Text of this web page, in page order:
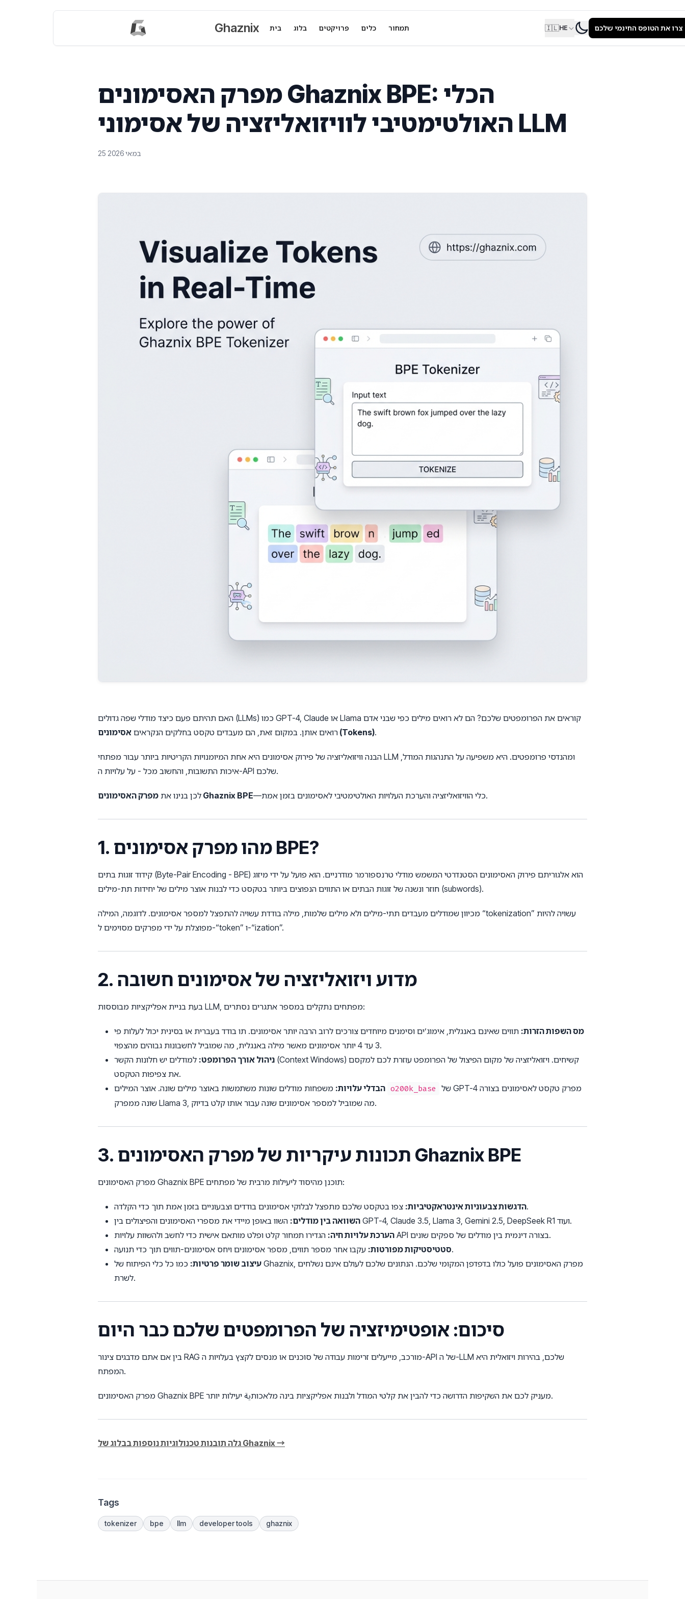
Ghaznix בית בלוג פרויקטים כלים תמחור 🇮🇱HE צרו את הטופס החינמי שלכם
מפרק האסימונים Ghaznix BPE: הכלי
האולטימטיבי לוויזואליזציה של אסימוני LLM
25 במאי 2026
האם תהיתם פעם כיצד מודלי שפה גדולים (LLMs) כמו GPT-4, Claude או Llama קוראים את הפרומפטים שלכם? הם לא רואים מילים כפי שבני אדם
רואים אותן. במקום זאת, הם מעבדים טקסט בחלקים הנקראים אסימונים (Tokens).
הבנה וויזואליזציה של פירוק אסימונים היא אחת המיומנויות הקריטיות ביותר עבור מפתחי LLM ומהנדסי פרומפטים. היא משפיעה על התנהגות המודל,
איכות התשובות, והחשוב מכל - על עלויות ה-API שלכם.
לכן בנינו את מפרק האסימונים Ghaznix BPE —כלי הוויזואליזציה והערכת העלויות האולטימטיבי לאסימונים בזמן אמת.
1. מהו מפרק אסימונים BPE?
קידוד זוגות בתים (Byte-Pair Encoding - BPE) הוא אלגוריתם פירוק האסימונים הסטנדרטי המשמש מודלי טרנספורמר מודרניים. הוא פועל על ידי מיזוג
חוזר ונשנה של זוגות הבתים או התווים הנפוצים ביותר בטקסט כדי לבנות אוצר מילים של יחידות תת-מילים (subwords).
מכיוון שמודלים מעבדים תתי-מילים ולא מילים שלמות, מילה בודדת עשויה להתפצל למספר אסימונים. לדוגמה, המילה “tokenization” עשויה להיות
מפוצלת על ידי מפרקים מסוימים ל-“token” ו-“ization”.
2. מדוע ויזואליזציה של אסימונים חשובה
בעת בניית אפליקציות מבוססות LLM, מפתחים נתקלים במספר אתגרים נסתרים:
מס השפות הזרות: תווים שאינם באנגלית, אימוג’ים וסימנים מיוחדים צורכים לרוב הרבה יותר אסימונים. תו בודד בעברית או בסינית יכול לעלות פי
3 עד 4 יותר אסימונים מאשר מילה באנגלית, מה שמוביל לחשבונות גבוהים מהצפוי.
ניהול אורך הפרומפט: למודלים יש חלונות הקשר (Context Windows) קשיחים. ויזואליזציה של מקום הפיצול של הפרומפט עוזרת לכם למקסם
את צפיפות הטקסט.
הבדלי עלויות: o200k_base של GPT-4 מפרק טקסט לאסימונים בצורה
שונה ממפרק Llama 3, מה שמוביל למספר אסימונים שונה עבור אותו קלט בדיוק.
3. תכונות עיקריות של מפרק האסימונים Ghaznix BPE
מפרק האסימונים Ghaznix BPE תוכנן מהיסוד ליעילות מרבית של מפתחים:
הדגשות צבעוניות אינטראקטיביות:צפו בטקסט שלכם מתפצל לבלוקי אסימונים בודדים וצבעוניים בזמן אמת תוך כדי הקלדה.
השוואה בין מודלים:
השוו באופן מיידי את מספרי האסימונים והפיצולים בין GPT-4, Claude 3.5, Llama 3, Gemini 2.5, DeepSeek R1 ועוד.
הערכת עלויות חיה:
הגדירו תמחור קלט ופלט מותאם אישית כדי לחשב ולהשוות עלויות API בצורה דינמית בין מודלים של ספקים שונים.
סטטיסטיקות מפורטות:עקבו אחר מספר תווים, מספר אסימונים ויחס אסימונים-תווים תוך כדי תנועה.
עיצוב שומר פרטיות: כמו כל כלי הפיתוח של Ghaznix, מפרק האסימונים פועל כולו בדפדפן המקומי שלכם. הנתונים שלכם לעולם אינם נשלחים
לשרת.
סיכום: אופטימיזציה של הפרומפטים שלכם כבר היום
בין אם אתם מדבגים צינור RAG מורכב, מייעלים זרימות עבודה של סוכנים או מנסים לקצץ בעלויות ה-API של ה-LLM שלכם, בהירות ויזואלית היא
המפתח.
מפרק האסימונים Ghaznix BPE מעניק לכם את השקיפות הדרושה כדי להבין את קלטי המודל ולבנות אפליקציות בינה מלאכותية יעילות יותר.
גלה תובנות טכנולוגיות נוספות בבלוג של Ghaznix →
Tags
tokenizer bpe llm developer tools ghaznix